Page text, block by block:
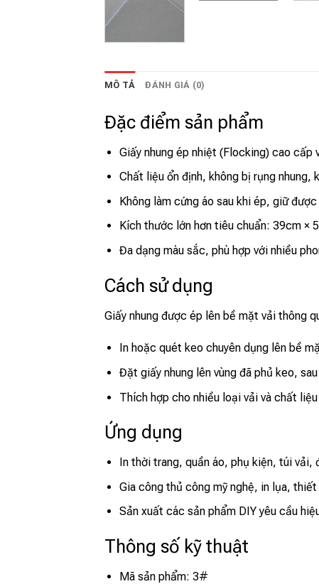
MÔ TẢ ĐÁNH GIÁ (0)
Đặc điểm sản phẩm
Giấy nhung ép nhiệt (Flocking) cao cấp
Chất liệu ổn định, không bị rụng nhung,
Không làm cứng áo sau khi ép, giữ
Kích thước lớn hơn tiêu chuẩn: 39cm ×
Đa dạng màu sắc, phù hợp với nhiều
Cách sử dụng
Giấy nhung được ép lên bề mặt vải thông
In hoặc quét keo chuyên dụng lên bề
Đặt giấy nhung lên vùng đã phủ keo,
Thích hợp cho nhiều loại vải và chất
Ứng dụng
In thời trang, quần áo, phụ kiện, túi vải,
Gia công thủ công mỹ nghệ, in lụa,
Sản xuất các sản phẩm DIY yêu cầu
Thông số kỹ thuật
Mã sản phẩm: 3#